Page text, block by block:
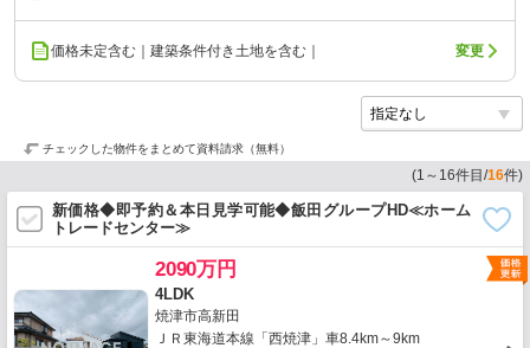
価格未定含む｜建築条件付き土地を含む｜ 変更
チェックした物件をまとめて資料請求（無料）
(1 ～ 16件目/16件)
新価格◆即予約＆本日見学可能◆飯田グループHD≪ホーム
トレードセンター≫
2090万円
4LDK
焼津市高新田
ＪＲ東海道本線「西焼津」車8.4km～9km